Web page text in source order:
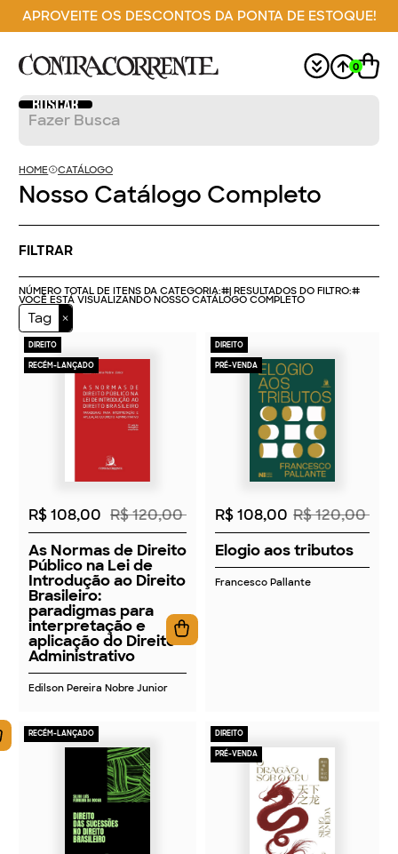
APROVEITE OS DESCONTOS DA PONTA DE ESTOQUE!
0
HOME CATÁLOGO
Nosso Catálogo Completo
FILTRAR
NÚMERO TOTAL DE ITENS DA CATEGORIA:#| RESULTADOS DO FILTRO:#
VOCÊ ESTÁ VISUALIZANDO NOSSO CATÁLOGO COMPLETO
Tag
DIREITO
RECÉM-LANÇADO
2026
R$ 108,00 R$ 120,00
As Normas de Direito
Público na Lei de
Introdução ao Direito
Brasileiro:
paradigmas para
interpretação e
aplicação do Direito
Administrativo
Edilson Pereira Nobre Junior
DIREITO
PRÉ-VENDA
2026
R$ 108,00 R$ 120,00
Elogio aos tributos
Francesco Pallante
RECÉM-LANÇADO DIREITO
PRÉ-VENDA
2026